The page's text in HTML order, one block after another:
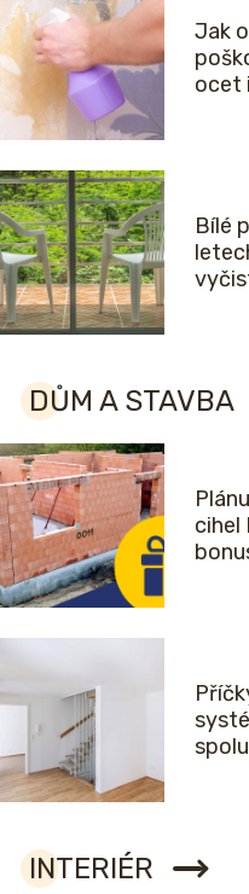
Jak
ocet
Bílé
DŮM A STAVBA
cihel
INTERIÉR